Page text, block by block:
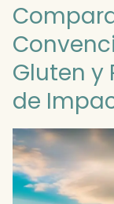
Gluten y
de